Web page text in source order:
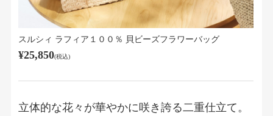
スルシィ ラフィア１００％ 貝ビーズフラワーバッグ
¥25,850(税込)
立体的な花々が華やかに咲き誇る二重仕立て。